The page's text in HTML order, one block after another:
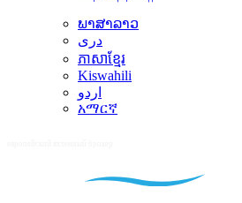
ພາສາລາວ
دری
ភាសាខ្មែរ
Kiswahili
اردو
አማርኛ